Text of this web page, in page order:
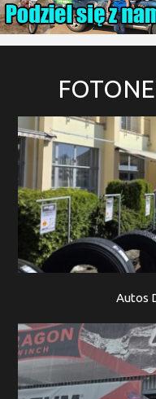
Autos